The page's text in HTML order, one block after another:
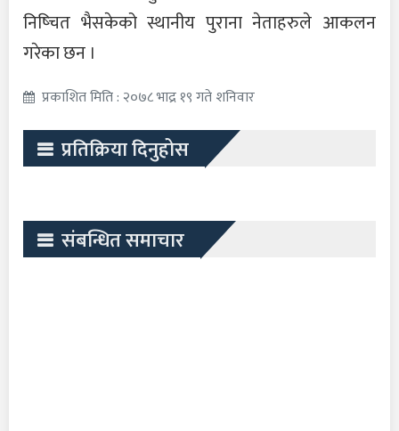
निष्चित भैसकेको स्थानीय पुराना नेताहरुले आकलन
गरेका छन ।
प्रकाशित मिति : २०७८ भाद्र १९ गते शनिवार
प्रतिक्रिया दिनुहोस
संबन्धित समाचार